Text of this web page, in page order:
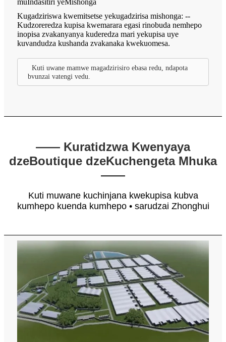
Kugadziriswa kwemitsetse yekugadzirisa mishonga: --
Kudzoreredza kupisa kwemarara egasi rinobuda nemhepo
inopisa zvakanyanya kuderedza mari yekupisa uye
kuvandudza kushanda zvakanaka kwekuomesa.
Kuti uwane mamwe magadzirisiro ebasa redu, ndapota
bvunzai vatengi vedu.
—— Kuratidzwa Kwenyaya
dzeBoutique dzeKuchengeta Mhuka
——
Kuti muwane kuchinjana kwekupisa kubva
kumhepo kuenda kumhepo • sarudzai Zhonghui